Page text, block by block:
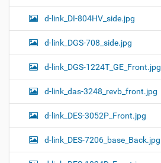
d-link_DI-804HV_side.jpg
d-link_DGS-708_side.jpg
d-link_DGS-1224T_GE_Front.jpg
d-link_das-3248_revb_front.jpg
d-link_DES-3052P_Front.jpg
d-link_DES-7206_base_Back.jpg